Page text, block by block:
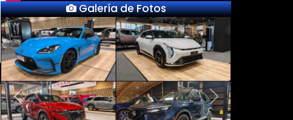
Galería de Fotos
Previous Next